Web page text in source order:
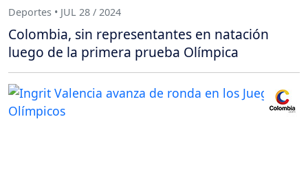
Deportes • JUL 28 / 2024
Colombia, sin representantes en natación
luego de la primera prueba Olímpica